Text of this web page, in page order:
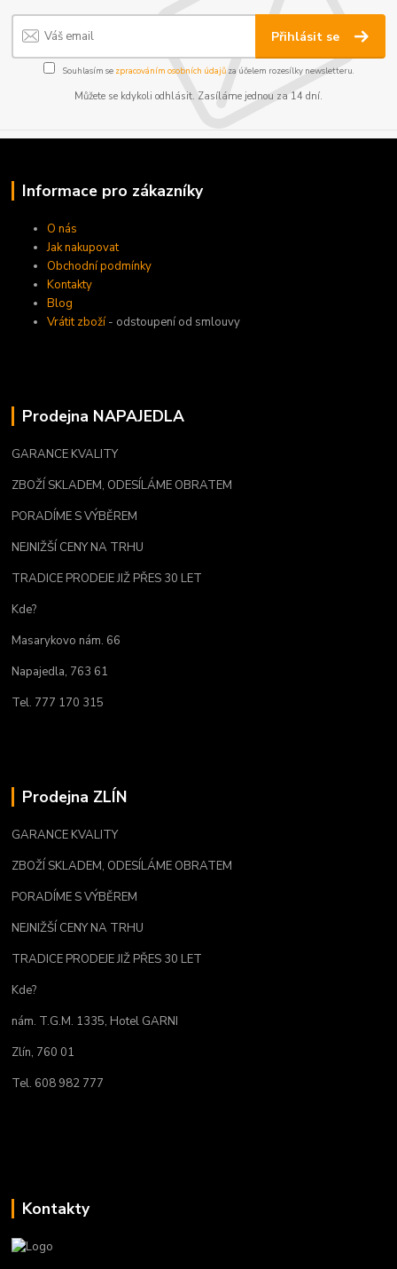
Přihlásit se
Souhlasím se zpracováním osobních údajůza účelem rozesílky newsletteru.
Můžete se kdykoli odhlásit. Zasíláme jednou za 14 dní.
Informace pro zákazníky
O nás
Jak nakupovat
Obchodní podmínky
Kontakty
Blog
Vrátit zboží- odstoupení od smlouvy
Prodejna NAPAJEDLA
GARANCE KVALITY
ZBOŽÍ SKLADEM, ODESÍLÁME OBRATEM
PORADÍME S VÝBĚREM
NEJNIŽŠÍ CENY NA TRHU
TRADICE PRODEJE JIŽ PŘES 30 LET
Kde?
Masarykovo nám. 66
Napajedla, 763 61
Tel. 777 170 315
Prodejna ZLÍN
GARANCE KVALITY
ZBOŽÍ SKLADEM, ODESÍLÁME OBRATEM
PORADÍME S VÝBĚREM
NEJNIŽŠÍ CENY NA TRHU
TRADICE PRODEJE JIŽ PŘES 30 LET
Kde?
nám. T.G.M. 1335, Hotel GARNI
Zlín, 760 01
Tel. 608 982 777
Kontakty